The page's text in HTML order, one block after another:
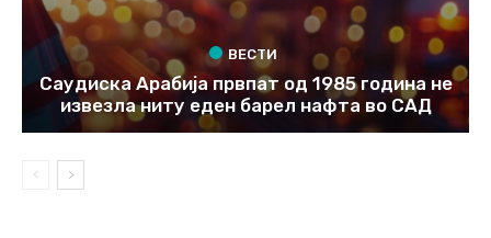
ВЕСТИ
Саудиска Арабија првпат од 1985 година не
извезла ниту еден барел нафта во САД